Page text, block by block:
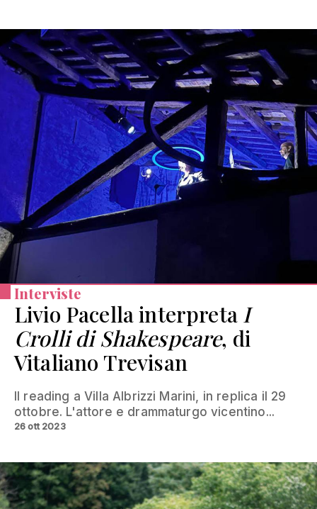
Interviste
Livio Pacella interpreta I
Crolli di Shakespeare, di
Vitaliano Trevisan
Il reading a Villa Albrizzi Marini, in replica il 29
ottobre. L'attore e drammaturgo vicentino...
26 ott 2023